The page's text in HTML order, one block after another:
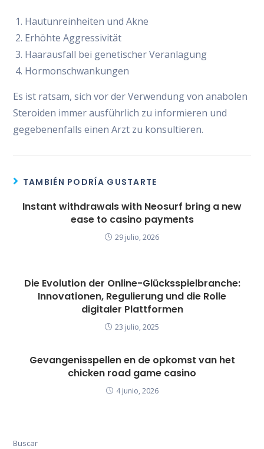
Hautunreinheiten und Akne
Erhöhte Aggressivität
Haarausfall bei genetischer Veranlagung
Hormonschwankungen
Es ist ratsam, sich vor der Verwendung von anabolen
Steroiden immer ausführlich zu informieren und
gegebenenfalls einen Arzt zu konsultieren.
TAMBIÉN PODRÍA GUSTARTE
Instant withdrawals with Neosurf bring a new
ease to casino payments
29 julio, 2026
Die Evolution der Online-Glücksspielbranche:
Innovationen, Regulierung und die Rolle
digitaler Plattformen
23 julio, 2025
Gevangenisspellen en de opkomst van het
chicken road game casino
4 junio, 2026
Buscar